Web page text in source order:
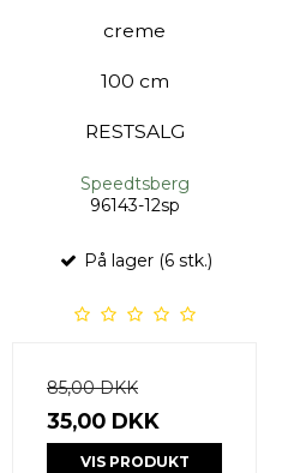
creme
100 cm
RESTSALG
Speedtsberg
96143-12sp
På lager (6 stk.)
85,00 DKK
35,00 DKK
VIS PRODUKT